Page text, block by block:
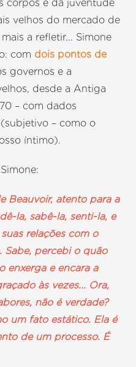
corpos e da juventude
velhos do mercado de
a refletir... Simone
com dois pontos de
governos e a
desde a Antiga
– com dados
– como o
íntimo).
Beauvoir, atento para a
la, sabê-la, senti-la, e
relações com o
Sabe, percebi o quão
enxerga e encara a
às vezes... Ora,
não é verdade?
um fato estático. Ela é
de um processo. É